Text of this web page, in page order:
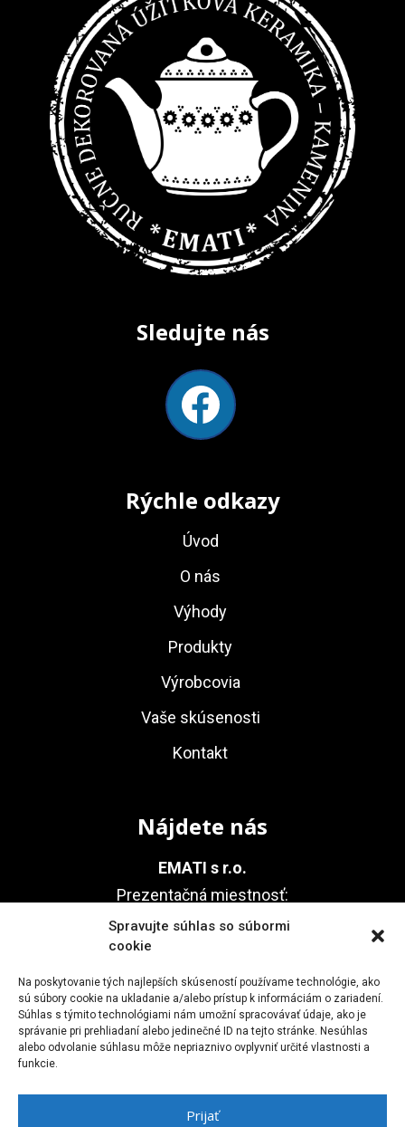
Spravujte súhlas so súbormi
cookie
Na poskytovanie tých najlepších skúseností používame technológie, ako
sú súbory cookie na ukladanie a/alebo prístup k informáciám o zariadení.
Súhlas s týmito technológiami nám umožní spracovávať údaje, ako je
správanie pri prehliadaní alebo jedinečné ID na tejto stránke. Nesúhlas
alebo odvolanie súhlasu môže nepriaznivo ovplyvniť určité vlastnosti a
funkcie.
Prijať
Sledujte nás
Rýchle odkazy
Úvod
O nás
Výhody
Produkty
Výrobcovia
Vaše skúsenosti
Kontakt
Nájdete nás
EMATI s r.o.
Prezentačná miestnosť:
Agátová 22, 841 01 Bratislava
(areál Technické sklo, Dúbravka)
Kontakt
emati.sro@gmail.com